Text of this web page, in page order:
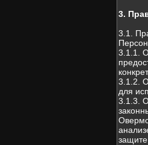
3.
3.1.
3.1.1.
3.1.2.
для
3.1.3.